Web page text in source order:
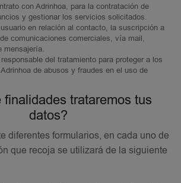
con Adrinhoa, para la contratación de
y gestionar los servicios solicitados.
en relación al contacto, la suscripción a
comunicaciones comerciales, vía mail,
mensajería.
del tratamiento para proteger a los
de abusos y fraudes en el uso de
finalidades trataremos tus
datos?
diferentes formularios, en cada uno de
que recoja se utilizará de la siguiente